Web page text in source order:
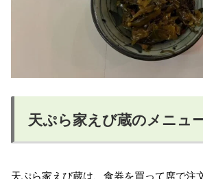
天ぷら家えび蔵のメニュ
天ぷら家えび蔵は、食券を買って席で注